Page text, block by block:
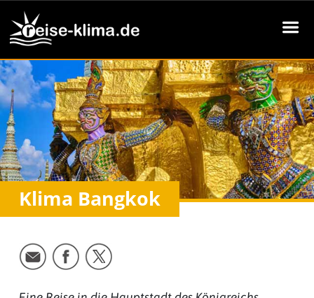
Klima Bangkok